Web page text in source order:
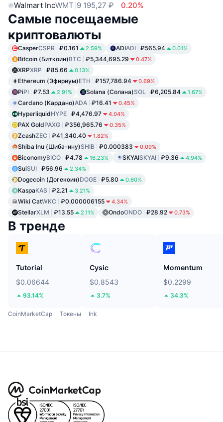
Walmart IncWMT 9 195,27 ₽ 0.20%
Самые посещаемые
криптовалюты
CasperCSPR ₽0.161 2.59% ADIADI ₽565.94 0.01%
Bitcoin (Биткоин)BTC ₽5,344,695.29 0.47%
XRPXRP ₽85.66 0.13%
Ethereum (Эфириум)ETH ₽157,786.94 0.69%
PiPI ₽7.53 2.91% Solana (Солана)SOL ₽6,205.84 1.67%
Cardano (Кардано)ADA ₽16.41 0.45%
HyperliquidHYPE ₽4,476.97 4.04%
PAX GoldPAXG ₽356,965.76 0.35%
ZcashZEC ₽41,340.40 1.82%
Shiba Inu (Шиба-ину)SHIB ₽0.000383 0.09%
BiconomyBICO ₽4.78 16.23% SKYAISKYAI ₽9.36 4.94%
SuiSUI ₽56.96 2.34%
Dogecoin (Догекоин)DOGE ₽5.80 0.60%
KaspaKAS ₽2.21 3.21%
Wiki CatWKC ₽0.000006155 4.34%
StellarXLM ₽13.55 2.11% OndoONDO ₽28.92 0.73%
В тренде
Tutorial
$0.06644
93.14%
Cysic
$0.8543
3.7%
Momentum
$0.2299
34.3%
CoinMarketCap Токены Ink